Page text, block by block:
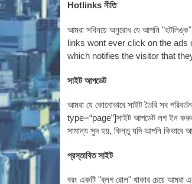
Hotlinks নীতি
আমরা সবিনয়ে অনুরোধ যে আপনি
links wont ever click on the
which noti­fies the vis­it­or that
সাইট আপডেট
আমরা যে কোনোভাবে সাইট তৈরি সব
type=“page”]সাইট আপডেট লগ ইন
সামান্য সুদ হয়, কিন্তু যদি আপনি কিভাবে
প্রস্তাবিত সাইট
বরং একটি "ব্লগ রোল" থাকার চেয়ে আমরা